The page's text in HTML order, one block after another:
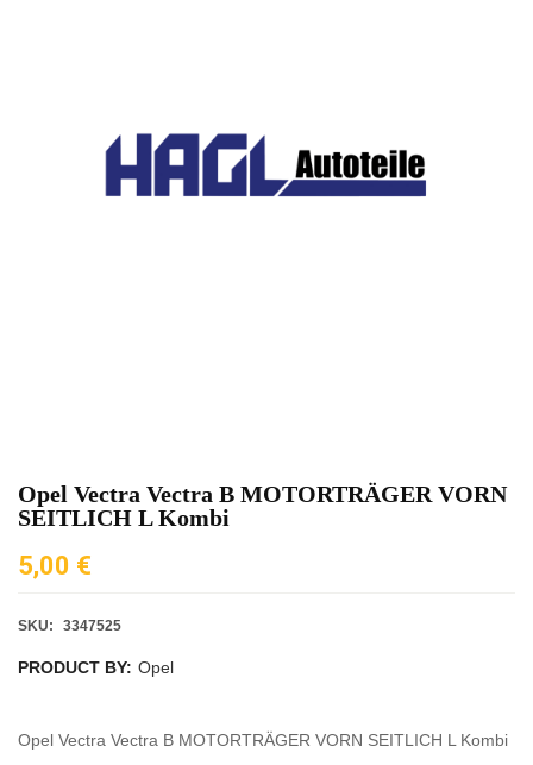
Opel Vectra Vectra B MOTORTRÄGER VORN
SEITLICH L Kombi
5,00 €
SKU: 3347525
PRODUCT BY: Opel
Opel Vectra Vectra B MOTORTRÄGER VORN SEITLICH L Kombi